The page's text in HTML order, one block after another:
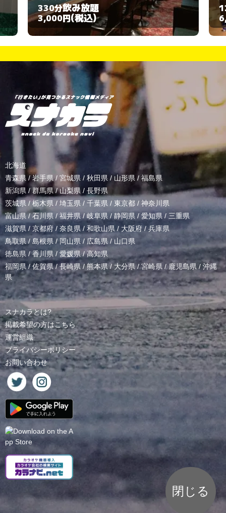
120分 飲み放題
6,000円 (税込)
北海道
青森県 / 岩手県/ 宮城県 / 秋田県 / 山形県/ 福島県
新潟県 /群馬県/山梨県 / 長野県
茨城県 / 栃木県 / 埼玉県 / 千葉県 / 東京都 / 神奈川県
富山県 /石川県/福井県/岐阜県 / 静岡県 / 愛知県 / 三重県
滋賀県 / 京都府 / 奈良県 / 和歌山県/ 大阪府 /兵庫県
鳥取県/ 島根県 /岡山県/ 広島県 / 山口県
徳島県 /香川県 / 愛媛県/高知県
福岡県/佐賀県/長崎県 /熊本県/ 大分県/宮崎県 /鹿児島県 / 沖縄
県
スナカラとは?
掲載希望の方はこちら
運営組織
プライバシーポリシー
お問い合わせ
閉じる